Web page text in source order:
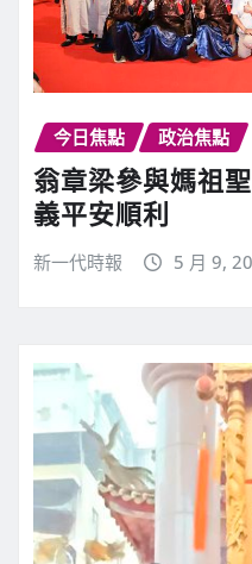
今日焦點 政治焦點
翁章梁參與媽祖
義平安順利
新一代時報 5 月 9,